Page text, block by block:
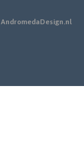
AndromedaDesign.nl